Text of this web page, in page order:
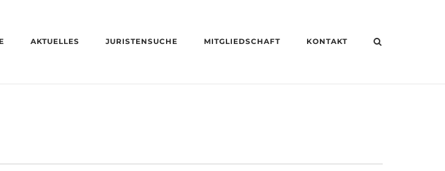
AKTUELLES JURISTENSUCHE MITGLIEDSCHAFT KONTAKT